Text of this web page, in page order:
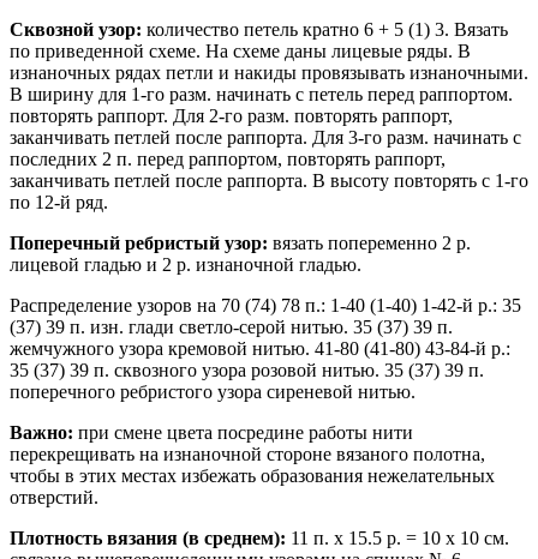
Сквозной узор: количество петель кратно 6 + 5 (1) 3. Вязать
по приведенной схеме. На схеме даны лицевые ряды. В
изнаночных рядах петли и накиды провязывать изнаночными.
В ширину для 1-го разм. начинать с петель перед раппортом.
повторять раппорт. Для 2-го разм. повторять раппорт,
заканчивать петлей после раппорта. Для 3-го разм. начинать с
последних 2 п. перед раппортом, повторять раппорт,
заканчивать петлей после раппорта. В высоту повторять с 1-го
по 12-й ряд.
Поперечный ребристый узор: вязать попеременно 2 р.
лицевой гладью и 2 р. изнаночной гладью.
Распределение узоров на 70 (74) 78 п.: 1-40 (1-40) 1-42-й р.: 35
(37) 39 п. изн. глади светло-серой нитью. 35 (37) 39 п.
жемчужного узора кремовой нитью. 41-80 (41-80) 43-84-й р.:
35 (37) 39 п. сквозного узора розовой нитью. 35 (37) 39 п.
поперечного ребристого узора сиреневой нитью.
Важно: при смене цвета посредине работы нити
перекрещивать на изнаночной стороне вязаного полотна,
чтобы в этих местах избежать образования нежелательных
отверстий.
Плотность вязания (в среднем): 11 п. х 15.5 р. = 10 х 10 см.